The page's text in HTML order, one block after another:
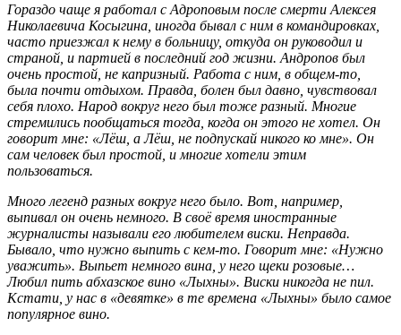
Гораздо чаще я работал с Адроповым после смерти Алексея
Николаевича Косыгина, иногда бывал с ним в командировках,
часто приезжал к нему в больницу, откуда он руководил и
страной, и партией в последний год жизни. Андропов был
очень простой, не капризный. Работа с ним, в общем-то,
была почти отдыхом. Правда, болен был давно, чувствовал
себя плохо. Народ вокруг него был тоже разный. Многие
стремились пообщаться тогда, когда он этого не хотел. Он
говорит мне: «Лёш, а Лёш, не подпускай никого ко мне». Он
сам человек был простой, и многие хотели этим
пользоваться.
Много легенд разных вокруг него было. Вот, например,
выпивал он очень немного. В своё время иностранные
журналисты называли его любителем виски. Неправда.
Бывало, что нужно выпить с кем-то. Говорит мне: «Нужно
уважить». Выпьет немного вина, у него щеки розовые…
Любил пить абхазское вино «Лыхны». Виски никогда не пил.
Кстати, у нас в «девятке» в те времена «Лыхны» было самое
популярное вино.